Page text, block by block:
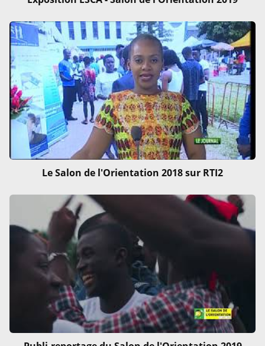
Le Salon de l'Orientation 2018 sur RTI2